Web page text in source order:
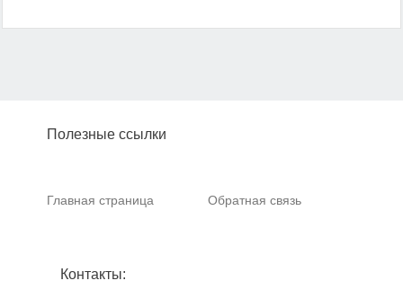
Полезные ссылки
Главная страница Обратная связь
Контакты: